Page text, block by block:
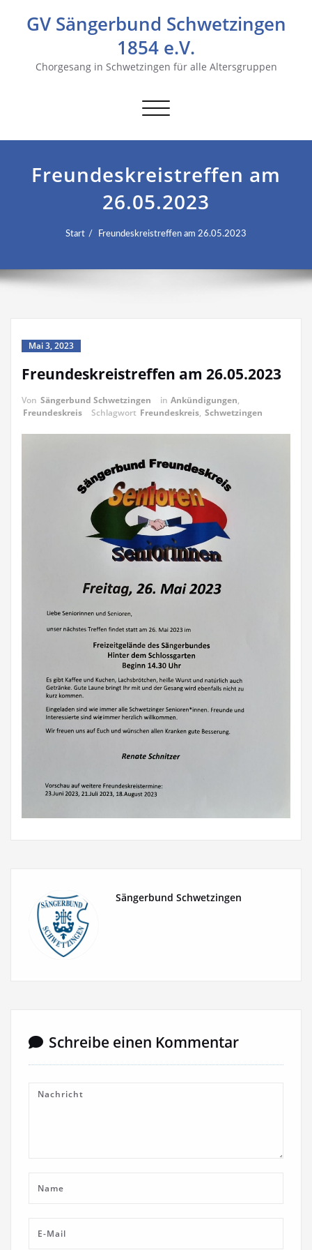
GV Sängerbund Schwetzingen
1854 e.V.
Chorgesang in Schwetzingen für alle Altersgruppen
Navigation
Freundeskreistreffen am
26.05.2023
Start Freundeskreistreffen am 26.05.2023
Mai 3, 2023
Freundeskreistreffen am 26.05.2023
Von Sängerbund Schwetzingen in Ankündigungen,
Freundeskreis
Schlagwort Freundeskreis, Schwetzingen
Sängerbund Schwetzingen
Schreibe einen Kommentar